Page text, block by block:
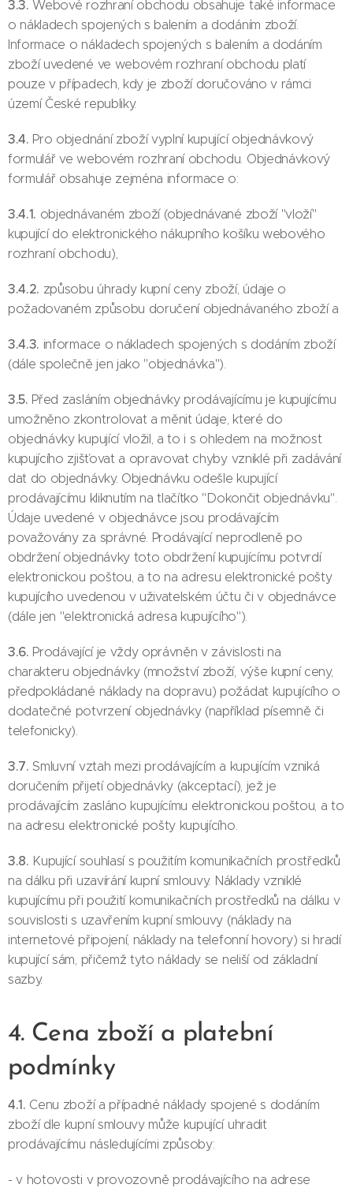
3.3.Webové rozhraní obchodu obsahuje také informace
o nákladech spojených s balením a dodáním zboží.
Informace o nákladech spojených s balením a dodáním
zboží uvedené ve webovém rozhraní obchodu platí
pouze v případech, kdy je zboží doručováno v rámci
území České republiky.
3.4. Pro objednání zboží vyplní kupující objednávkový
formulář ve webovém rozhraní obchodu. Objednávkový
formulář obsahuje zejména informace o:
3.4.1. objednávaném zboží (objednávané zboží "vloží"
kupující do elektronického nákupního košíku webového
rozhraní obchodu),
3.4.2. způsobu úhrady kupní ceny zboží, údaje o
požadovaném způsobu doručení objednávaného zboží a
3.4.3. informace o nákladech spojených s dodáním zboží
(dále společně jen jako "objednávka").
3.5. Před zasláním objednávky prodávajícímu je kupujícímu
umožněno zkontrolovat a měnit údaje, které do
objednávky kupující vložil, a to i s ohledem na možnost
kupujícího zjišťovat a opravovat chyby vzniklé při zadávání
dat do objednávky. Objednávku odešle kupující
prodávajícímu kliknutím na tlačítko "Dokončit objednávku".
Údaje uvedené v objednávce jsou prodávajícím
považovány za správné. Prodávající neprodleně po
obdržení objednávky toto obdržení kupujícímu potvrdí
elektronickou poštou, a to na adresu elektronické pošty
kupujícího uvedenou v uživatelském účtu či v objednávce
(dále jen "elektronická adresa kupujícího").
3.6. Prodávající je vždy oprávněn v závislosti na
charakteru objednávky (množství zboží, výše kupní ceny,
předpokládané náklady na dopravu) požádat kupujícího o
dodatečné potvrzení objednávky (například písemně či
telefonicky).
3.7.Smluvní vztah mezi prodávajícím a kupujícím vzniká
doručením přijetí objednávky (akceptací), jež je
prodávajícím zasláno kupujícímu elektronickou poštou, a to
na adresu elektronické pošty kupujícího.
3.8. Kupující souhlasí s použitím komunikačních prostředků
na dálku při uzavírání kupní smlouvy. Náklady vzniklé
kupujícímu při použití komunikačních prostředků na dálku v
souvislosti s uzavřením kupní smlouvy (náklady na
internetové připojení, náklady na telefonní hovory) si hradí
kupující sám, přičemž tyto náklady se neliší od základní
sazby.
4. Cena zboží a platební
podmínky
4.1. Cenu zboží a případné náklady spojené s dodáním
zboží dle kupní smlouvy může kupující uhradit
prodávajícímu následujícími způsoby:
- v hotovosti v provozovně prodávajícího na adrese